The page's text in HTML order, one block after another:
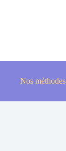
Nos méthodes